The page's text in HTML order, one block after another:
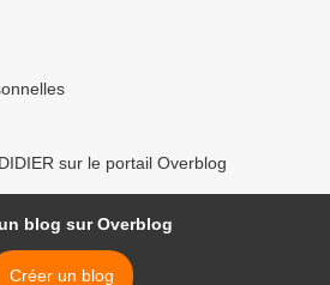
sur le portail Overblog
blog sur Overblog
Créer un blog